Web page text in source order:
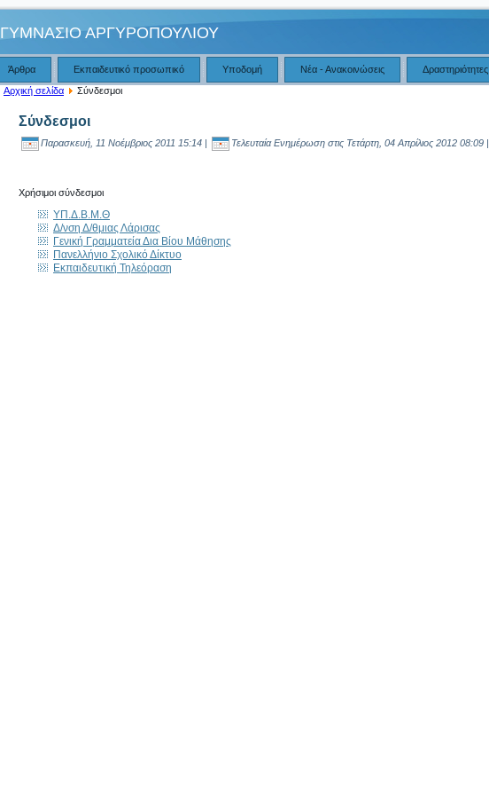
ΓΥΜΝΑΣΙΟ ΑΡΓΥΡΟΠΟΥΛΙΟΥ
Άρθρα Εκπαιδευτικό προσωπικό Υποδομή Νέα - Ανακοινώσεις Δραστηριότητες
Αρχική σελίδα Σύνδεσμοι
Σύνδεσμοι
Παρασκευή, 11 Νοέμβριος 2011 15:14 | Τελευταία Ενημέρωση στις Τετάρτη, 04 Απρίλιος 2012 08:09 |
Χρήσιμοι σύνδεσμοι
ΥΠ.Δ.Β.Μ.Θ
Δ/νση Δ/θμιας Λάρισας
Γενική Γραμματεία Δια Βίου Μάθησης
Πανελλήνιο Σχολικό Δίκτυο
Εκπαιδευτική Τηλεόραση